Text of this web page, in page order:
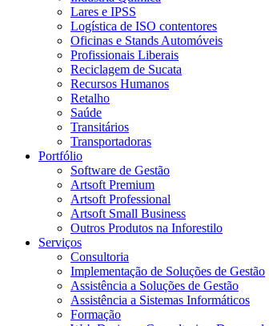
Lares e IPSS
Logística de ISO contentores
Oficinas e Stands Automóveis
Profissionais Liberais
Reciclagem de Sucata
Recursos Humanos
Retalho
Saúde
Transitários
Transportadoras
Portfólio
Software de Gestão
Artsoft Premium
Artsoft Professional
Artsoft Small Business
Outros Produtos na Inforestilo
Serviços
Consultoria
Implementação de Soluções de Gestão
Assistência a Soluções de Gestão
Assistência a Sistemas Informáticos
Formação